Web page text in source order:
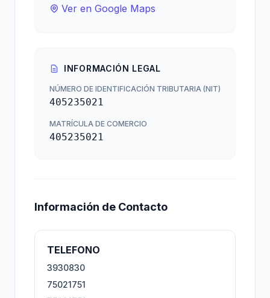
Ver en Google Maps
INFORMACIÓN LEGAL
NÚMERO DE IDENTIFICACIÓN TRIBUTARIA (NIT)
405235021
MATRÍCULA DE COMERCIO
405235021
Información de Contacto
TELEFONO
3930830
75021751